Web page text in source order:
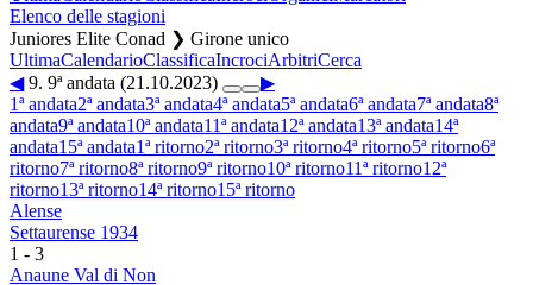
Elenco delle stagioni
Juniores Elite Conad ❯ Girone unico
UltimaCalendarioClassificaIncrociArbitriCerca
◀9. 9ª andata (21.10.2023)
▶
1ª andata2ª andata3ª andata4ª andata5ª andata6ª andata7ª andata8ª
andata9ª andata10ª andata11ª andata12ª andata13ª andata14ª
andata15ª andata1ª ritorno2ª ritorno3ª ritorno4ª ritorno5ª ritorno6ª
ritorno7ª ritorno8ª ritorno9ª ritorno10ª ritorno11ª ritorno12ª
ritorno13ª ritorno14ª ritorno15ª ritorno
Alense
Settaurense 1934
1 - 3
Anaune Val di Non